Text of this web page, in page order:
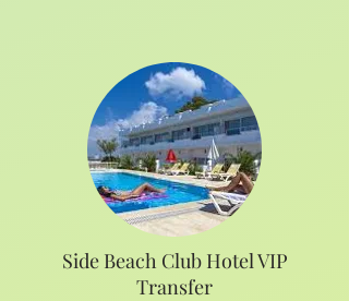
Side Beach Club Hotel VIP
Transfer